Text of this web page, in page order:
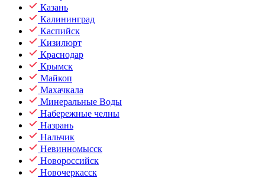
Казань
Калининград
Каспийск
Кизилюрт
Краснодар
Крымск
Майкоп
Махачкала
Минеральные Воды
Набережные челны
Назрань
Нальчик
Невинномысск
Новороссийск
Новочеркасск